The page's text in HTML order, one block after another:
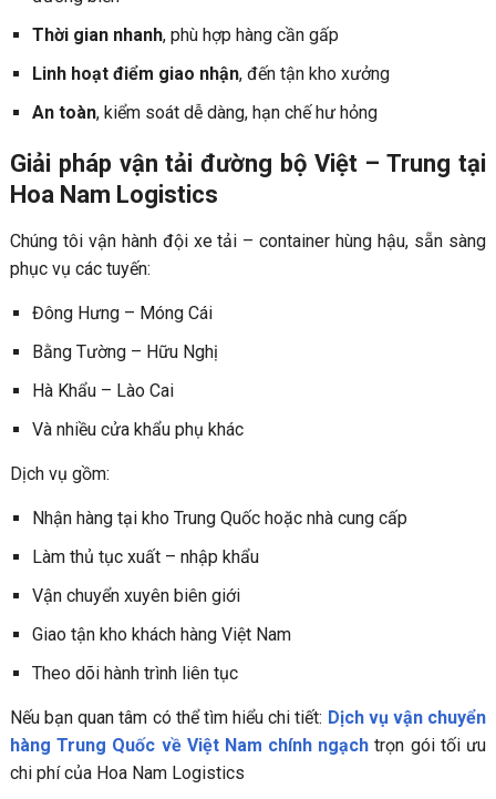
Thời gian nhanh, phù hợp hàng cần gấp
Linh hoạt điểm giao nhận, đến tận kho xưởng
An toàn, kiểm soát dễ dàng, hạn chế hư hỏng
Giải pháp vận tải đường bộ Việt – Trung tại
Hoa Nam Logistics
Chúng tôi vận hành đội xe tải – container hùng hậu, sẵn sàng
phục vụ các tuyến:
Đông Hưng – Móng Cái
Bằng Tường – Hữu Nghị
Hà Khẩu – Lào Cai
Và nhiều cửa khẩu phụ khác
Dịch vụ gồm:
Nhận hàng tại kho Trung Quốc hoặc nhà cung cấp
Làm thủ tục xuất – nhập khẩu
Vận chuyển xuyên biên giới
Giao tận kho khách hàng Việt Nam
Theo dõi hành trình liên tục
Nếu bạn quan tâm có thể tìm hiểu chi tiết: Dịch vụ vận chuyển
hàng Trung Quốc về Việt Nam chính ngạch trọn gói tối ưu
chi phí của Hoa Nam Logistics